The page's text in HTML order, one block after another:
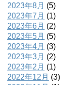
2023年8月 (5)
2023年7月 (1)
2023年6月 (2)
2023年5月 (5)
2023年4月 (3)
2023年3月 (2)
2023年2月 (1)
2022年12月 (3)